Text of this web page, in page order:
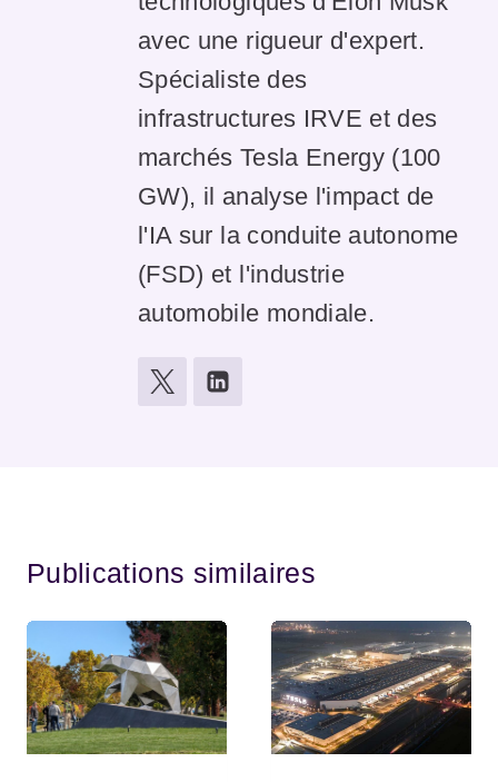
avec une rigueur d'expert.
Spécialiste des
infrastructures IRVE et des
marchés Tesla Energy (100
GW), il analyse l'impact de
l'IA sur la conduite autonome
(FSD) et l'industrie
automobile mondiale.
Publications similaires